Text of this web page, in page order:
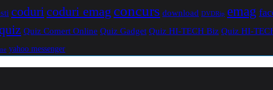
coduricoduri emag concurs download DVDRip emag
Quiz Comert Online Quiz Gadget Quiz HI-TECH Biz Quiz HI-
yahoo messenger